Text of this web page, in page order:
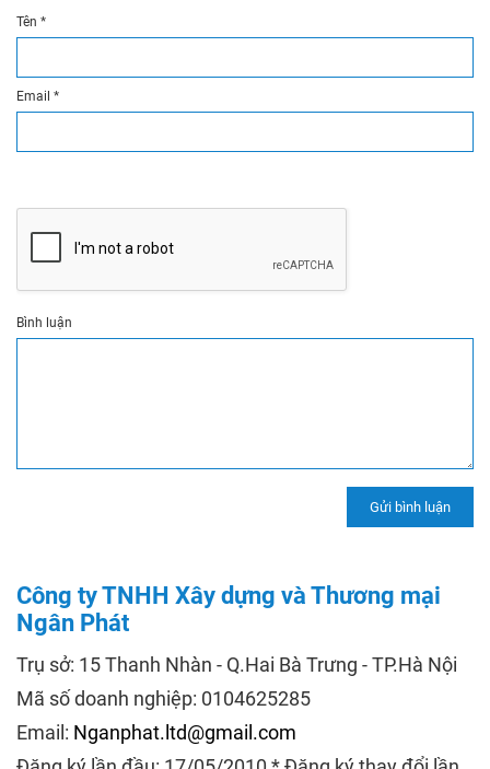
Tên *
Email *
Bình luận
Công ty TNHH Xây dựng và Thương mại
Ngân Phát
Trụ sở: 15 Thanh Nhàn - Q.Hai Bà Trưng - TP.Hà Nội
Mã số doanh nghiệp: 0104625285
Email: Nganphat.ltd@gmail.com